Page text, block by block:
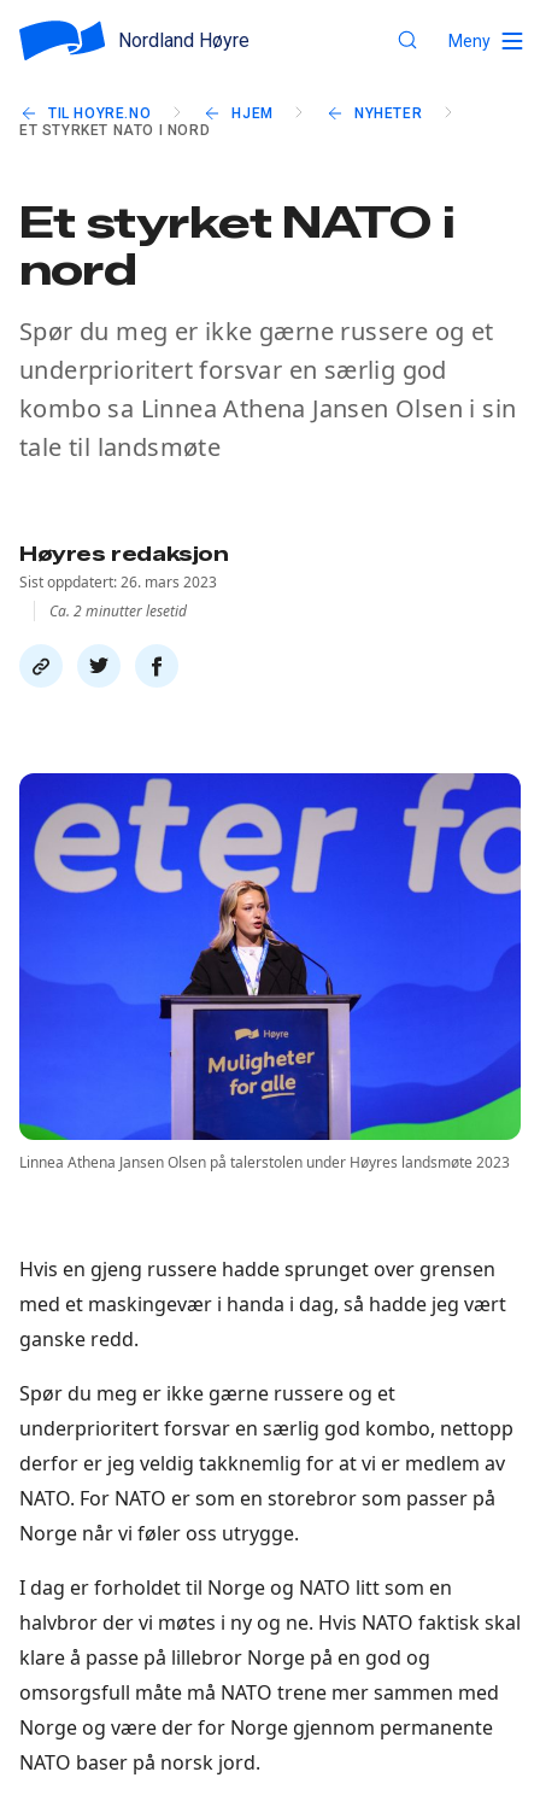
Nordland Høyre Meny
TIL HOYRE.NO HJEM
NYHETER
ET STYRKET NATO I NORD
Et styrket NATO i
nord
Spør du meg er ikke gærne russere og et
underprioritert forsvar en særlig god
kombo sa Linnea Athena Jansen Olsen i sin
tale til landsmøte
Høyres redaksjon
Sist oppdatert: 26. mars 2023
Ca. 2 minutter lesetid
Del
link
Del
på
Del
på
Linnea Athena Jansen Olsen på talerstolen under Høyres landsmøte 2023
Hvis en gjeng russere hadde sprunget over grensen
med et maskingevær i handa i dag, så hadde jeg vært
ganske redd.
Spør du meg er ikke gærne russere og et
underprioritert forsvar en særlig god kombo, nettopp
derfor er jeg veldig takknemlig for at vi er medlem av
NATO. For NATO er som en storebror som passer på
Norge når vi føler oss utrygge.
I dag er forholdet til Norge og NATO litt som en
halvbror der vi møtes i ny og ne. Hvis NATO faktisk skal
klare å passe på lillebror Norge på en god og
omsorgsfull måte må NATO trene mer sammen med
Norge og være der for Norge gjennom permanente
NATO baser på norsk jord.